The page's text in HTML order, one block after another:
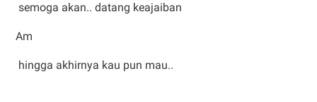
semoga akan.. datang keajaiban
Am
hingga akhirnya kau pun mau..